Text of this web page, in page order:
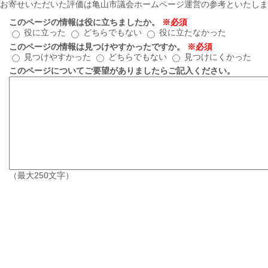
お寄せいただいた評価は亀山市議会ホームページ運営の参考といたし
このページの情報は役に立ちましたか。
※必須
役に立った
どちらでもない
役に立たなかった
このページの情報は見つけやすかったですか。
※必須
見つけやすかった
どちらでもない
見つけにくかった
このページについてご要望がありましたらご記入ください。
（最大250文字）